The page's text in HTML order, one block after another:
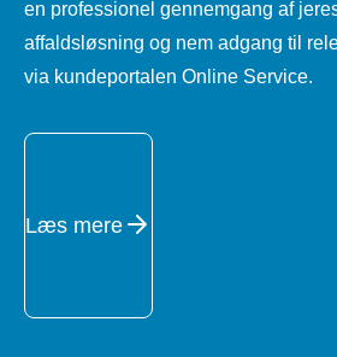
en professionel gennemgang af
affaldsløsning og nem adgang til
via kundeportalen Online Service.
Læs mere